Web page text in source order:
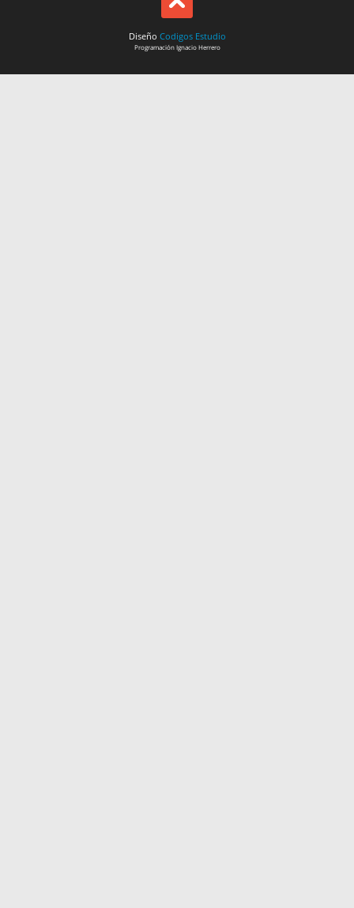
Diseño Codigos Estudio
ProgramaciónIgnacio Herrero